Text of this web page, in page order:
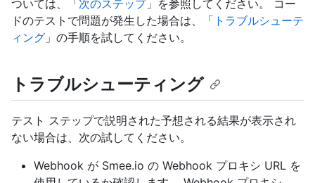
ついては、「次のステップ」を参照してください。 コー
ドのテストで問題が発生した場合は、「 トラブルシューテ
ィング 」の手順を試してください。
トラブルシューティング
テスト ステップで説明された予想される結果が表示され
ない場合は、次の試してください。
Webhook が Smee.io の Webhook プロキシ URL を